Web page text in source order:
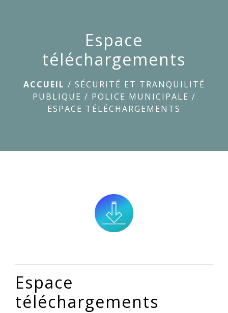
Espace
téléchargements
ACCUEIL / SÉCURITÉ ET TRANQUILITÉ
PUBLIQUE / POLICE MUNICIPALE /
ESPACE TÉLÉCHARGEMENTS
Espace
téléchargements